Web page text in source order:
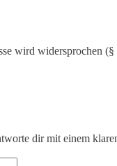
wird widersprochen
dir mit einem